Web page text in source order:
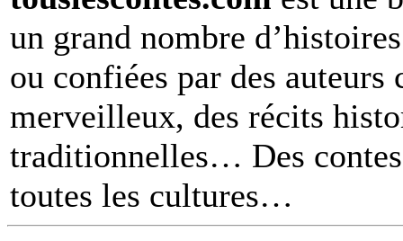
un grand nombre
ou confiées par des
merveilleux, des récits
traditionnelles… Des
toutes les cultures